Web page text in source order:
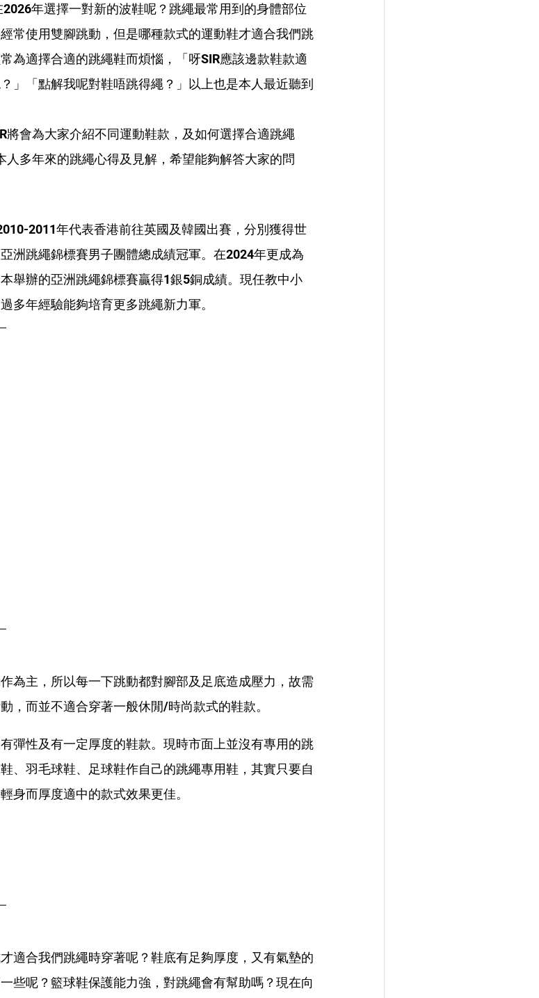
2026年選擇一對新的波鞋呢？跳繩最常用到的身體部位
常使用雙腳跳動，但是哪種款式的運動鞋才適合我們跳
為適擇合適的跳繩鞋而煩惱，「呀SIR應該邊款鞋款適
」「點解我呢對鞋唔跳得繩？」以上也是本人最近聽到
將會為大家介紹不同運動鞋款，及如何選擇合適跳繩
人多年來的跳繩心得及見解，希望能夠解答大家的問
2011年代表香港前往英國及韓國出賽，分別獲得世
洲跳繩錦標賽男子團體總成績冠軍。在2024年更成為
舉辦的亞洲跳繩錦標賽贏得1銀5銅成績。 現任教中小
多年經驗能夠培育更多跳繩新力軍。
為主，所以每一下跳動都對腳部及足底造成壓力，故需
，而並不適合穿著一般休閒/時尚款式的鞋款。
彈性及有一定厚度的鞋款。現時市面上並沒有專用的跳
、羽毛球鞋、足球鞋作自己的跳繩專用鞋，其實只要自
身而厚度適中的款式效果更佳。
適合我們跳繩時穿著呢？鞋底有足夠厚度，又有氣墊的
些呢？籃球鞋保護能力強，對跳繩會有幫助嗎？現在向